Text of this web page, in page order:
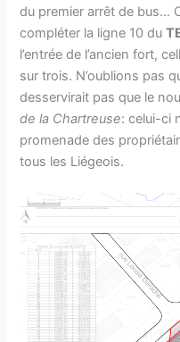
du premier arrêt de bus…
compléter la ligne 10 du
l’entrée de l’ancien fort,
sur trois. N’oublions pas
desservirait pas que le
de la Chartreuse: celui-ci
promenade des
tous les Liégeois.